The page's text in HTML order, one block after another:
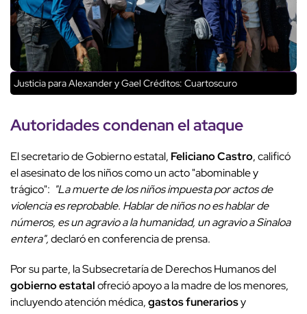
Justicia para Alexander y Gael Créditos: Cuartoscuro
Autoridades condenan el ataque
El secretario de Gobierno estatal, Feliciano Castro, calificó
el asesinato de los niños como un acto "abominable y
trágico": "La muerte de los niños impuesta por actos de
violencia es reprobable. Hablar de niños no es hablar de
números, es un agravio a la humanidad, un agravio a Sinaloa
entera",declaró en conferencia de prensa.
Por su parte, la Subsecretaría de Derechos Humanos del
gobierno estatalofreció apoyo a la madre de los menores,
incluyendo atención médica,gastos funerariosy